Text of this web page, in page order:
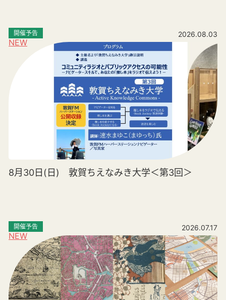
NEW
開催予告 2026.08.03
8月30日(日) 敦賀ちえなみき大学＜第3回＞
NEW
開催予告 2026.07.17